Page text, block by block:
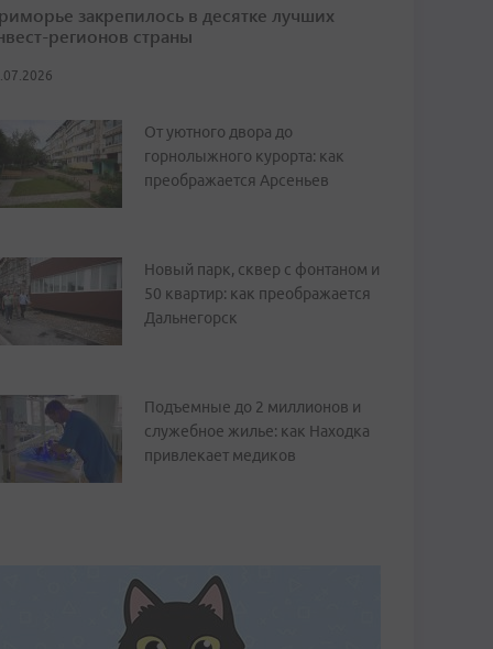
закрепилось в десятке лучших
регионов страны
От уютного двора до
горнолыжного курорта: как
преображается Арсеньев
Новый парк, сквер с фонтаном и
50 квартир: как преображается
Дальнегорск
Подъемные до 2 миллионов и
служебное жилье: как Находка
привлекает медиков